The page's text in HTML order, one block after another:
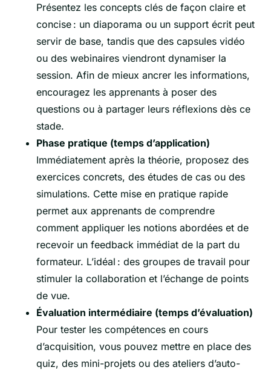
Présentez les concepts clés de façon claire et
concise : un diaporama ou un support écrit peut
servir de base, tandis que des capsules vidéo
ou des webinaires viendront dynamiser la
session. Afin de mieux ancrer les informations,
encouragez les apprenants à poser des
questions ou à partager leurs réflexions dès ce
stade.
Phase pratique (temps d’application)
Immédiatement après la théorie, proposez des
exercices concrets, des études de cas ou des
simulations. Cette mise en pratique rapide
permet aux apprenants de comprendre
comment appliquer les notions abordées et de
recevoir un feedback immédiat de la part du
formateur. L’idéal : des groupes de travail pour
stimuler la collaboration et l’échange de points
de vue.
Évaluation intermédiaire (temps d’évaluation)
Pour tester les compétences en cours
d’acquisition, vous pouvez mettre en place des
quiz, des mini-projets ou des ateliers d’auto-